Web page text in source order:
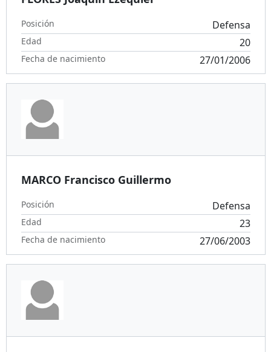
Posición Defensa
Edad 20
Fecha de nacimiento 27/01/2006
MARCO Francisco Guillermo
Posición Defensa
Edad 23
Fecha de nacimiento 27/06/2003